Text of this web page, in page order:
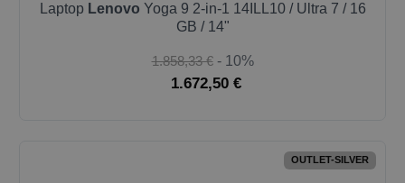
Laptop Lenovo Yoga 9 2-in-1 14ILL10 / Ultra 7 / 16
GB / 14"
1.858,33 € - 10%
1.672,50 €
OUTLET-SILVER